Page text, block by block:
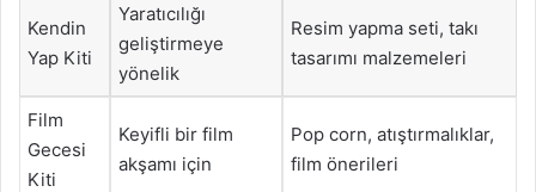
Kendin
Yap Kiti
Yaratıcılığı
geliştirmeye
yönelik
Resim yapma seti, takı
tasarımı malzemeleri
Film
Gecesi
Kiti
Keyifli bir film
akşamı için
Pop corn, atıştırmalıklar,
film önerileri